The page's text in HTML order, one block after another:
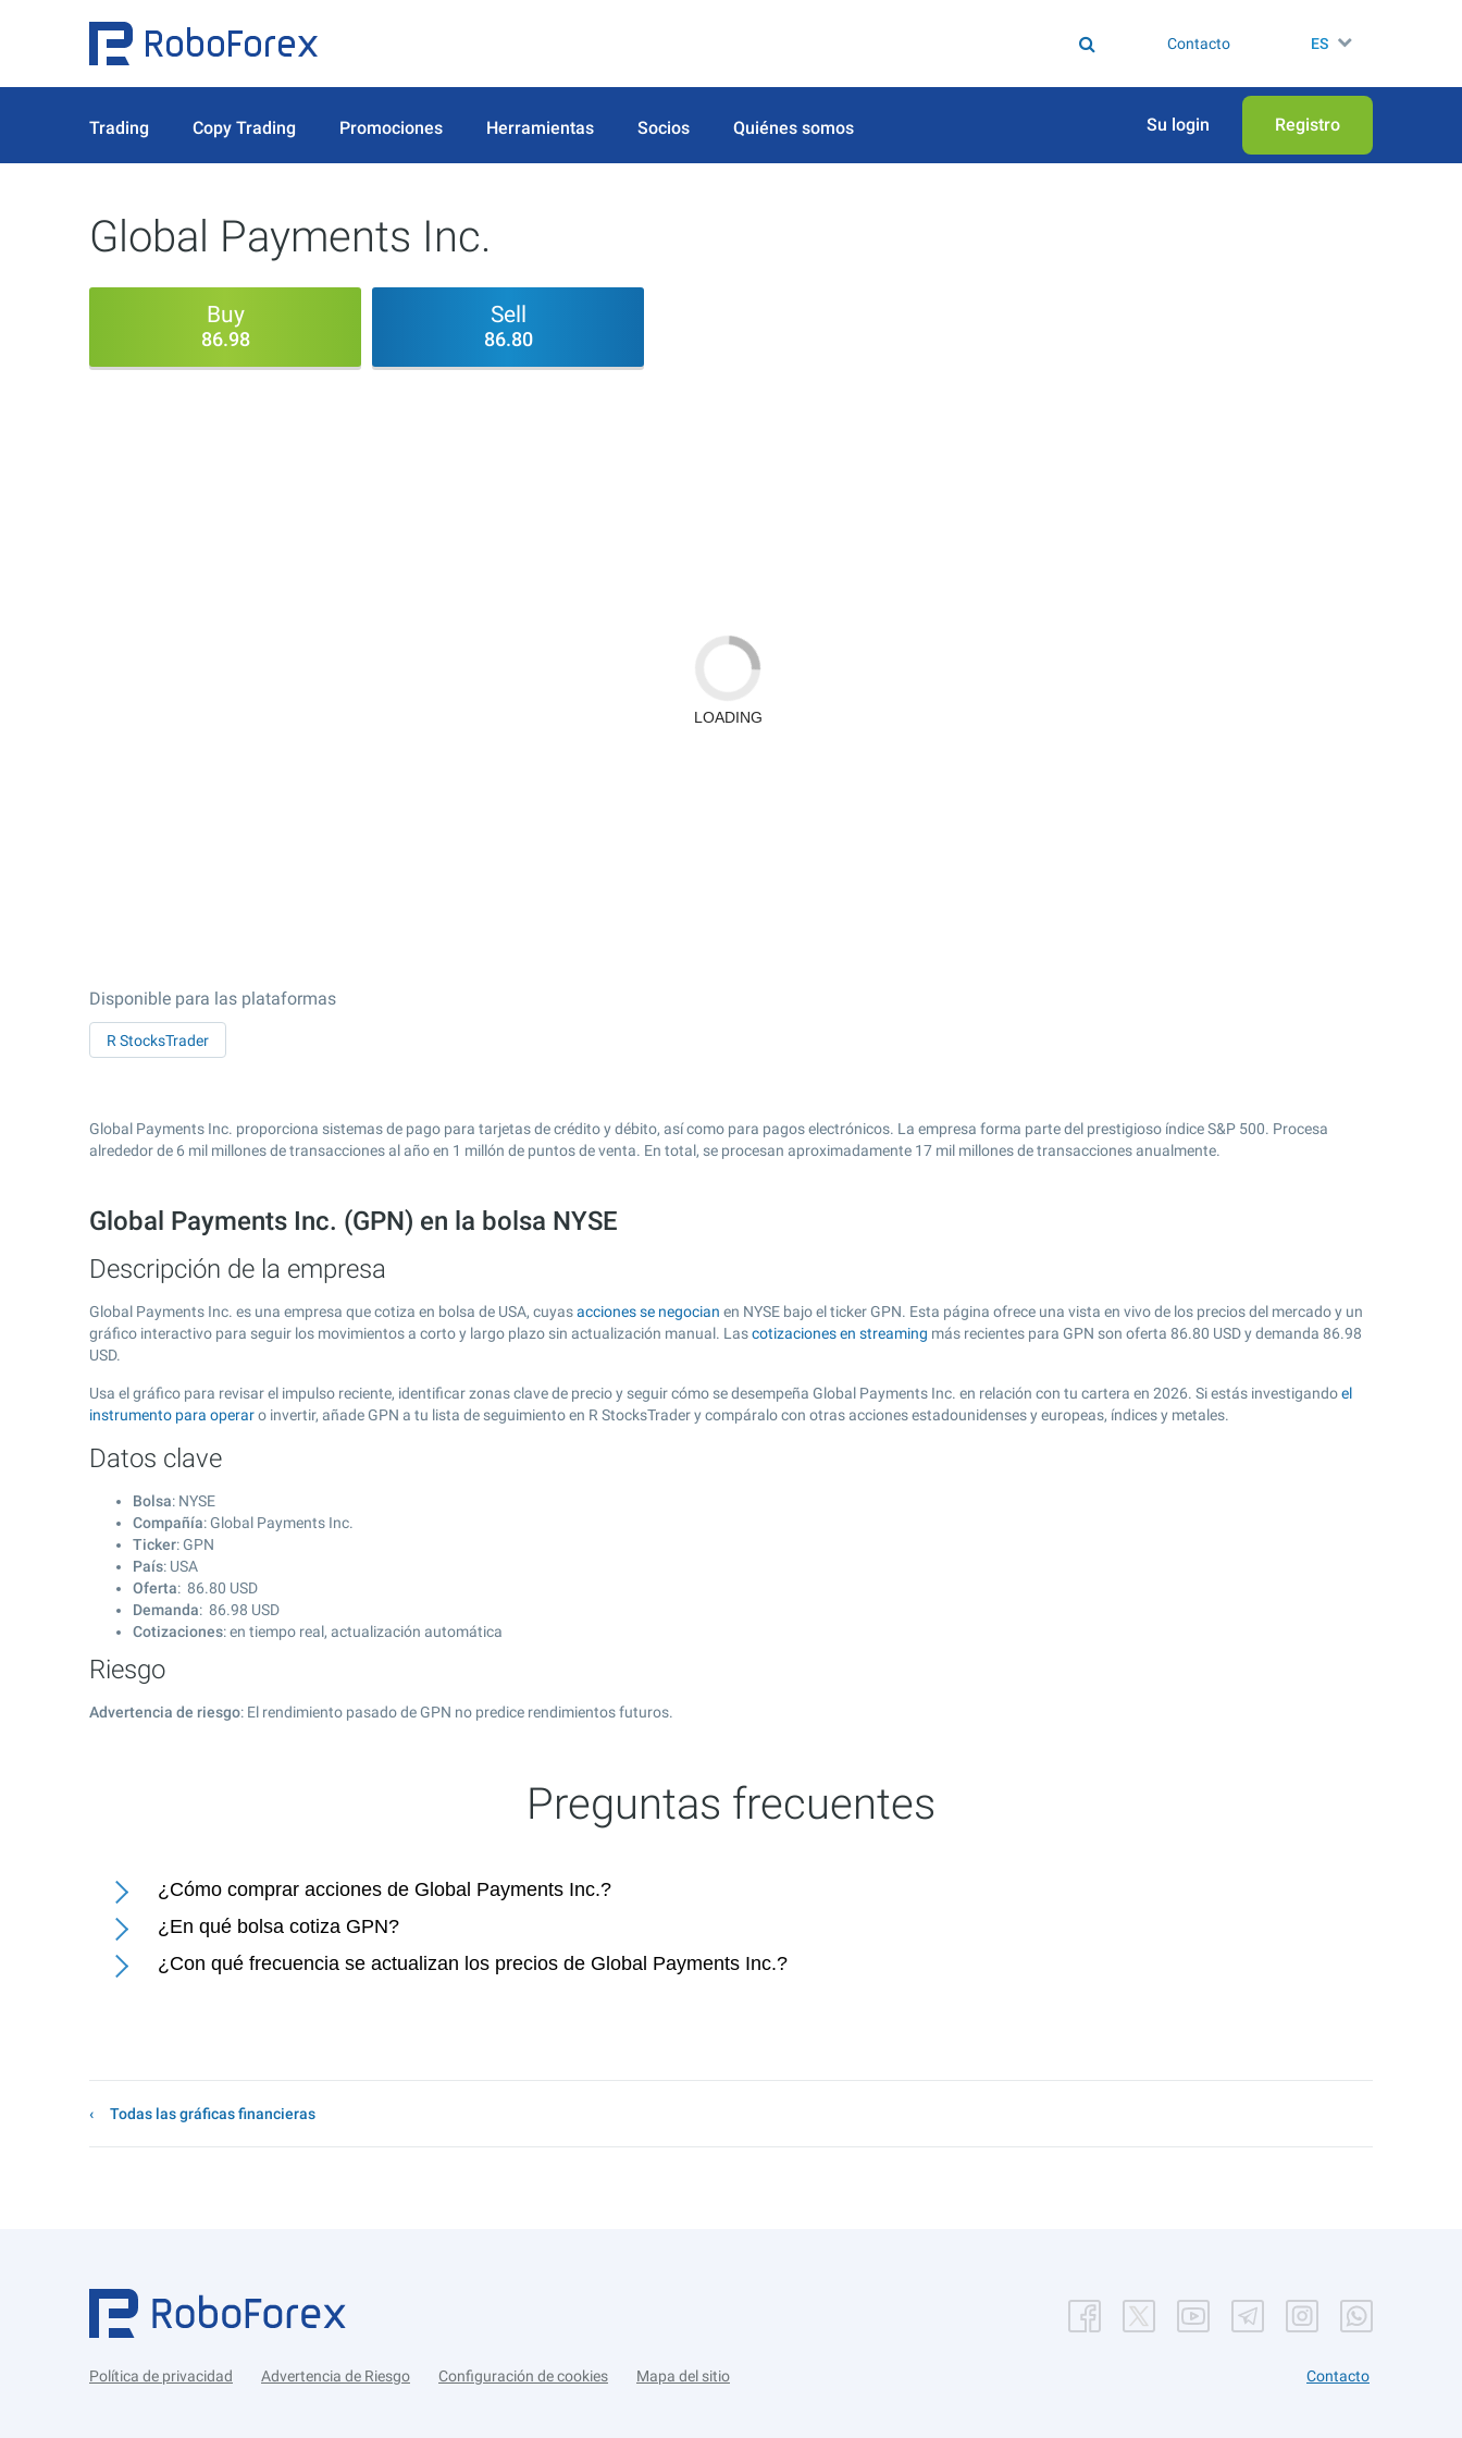
Contacto ES
Trading Copy Trading Promociones Herramientas Socios Quiénes somos Su login Registro
Global Payments Inc.
Buy
86.98
Sell
86.80
Disponible para las plataformas
R StocksTrader
Global Payments Inc. proporciona sistemas de pago para tarjetas de crédito y débito, así como para pagos electrónicos. La empresa forma parte del prestigioso índice S&P 500. Procesa
alrededor de 6 mil millones de transacciones al año en 1 millón de puntos de venta. En total, se procesan aproximadamente 17 mil millones de transacciones anualmente.
Global Payments Inc. (GPN) en la bolsa NYSE
Descripción de la empresa
Global Payments Inc. es una empresa que cotiza en bolsa de USA, cuyasacciones se negocian en NYSE bajo el ticker GPN. Esta página ofrece una vista en vivo de los precios del mercado y un
gráfico interactivo para seguir los movimientos a corto y largo plazo sin actualización manual. Lascotizaciones en streaming más recientes para GPN son oferta 86.80 USD y demanda 86.98
USD.
Usa el gráfico para revisar el impulso reciente, identificar zonas clave de precio y seguir cómo se desempeña Global Payments Inc. en relación con tu cartera en 2026. Si estás investigandoel
instrumento para operaro invertir, añade GPN a tu lista de seguimiento en R StocksTrader y compáralo con otras acciones estadounidenses y europeas, índices y metales.
Datos clave
Bolsa: NYSE
Compañía: Global Payments Inc.
Ticker: GPN
País: USA
Oferta: 86.80 USD
Demanda: 86.98 USD
Cotizaciones: en tiempo real, actualización automática
Riesgo
Advertencia de riesgo: El rendimiento pasado de GPN no predice rendimientos futuros.
Preguntas frecuentes
¿Cómo comprar acciones de Global Payments Inc.?
¿En qué bolsa cotiza GPN?
¿Con qué frecuencia se actualizan los precios de Global Payments Inc.?
Todas las gráficas financieras
Política de privacidad Advertencia de Riesgo Configuración de cookies Mapa del sitio Contacto